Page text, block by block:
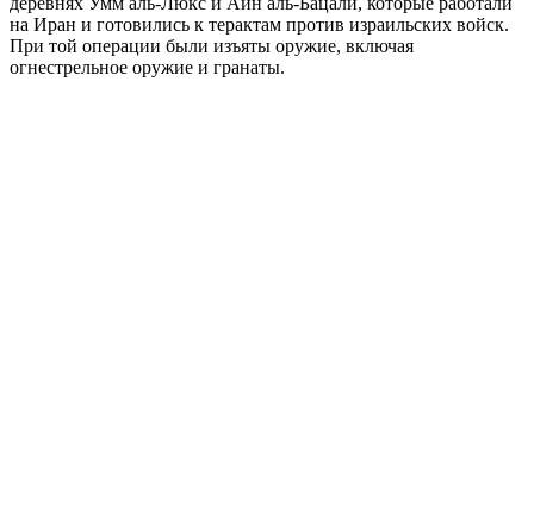
на Иран и готовились к терактам против израильских войск.
При той операции были изъяты оружие, включая
огнестрельное оружие и гранаты.